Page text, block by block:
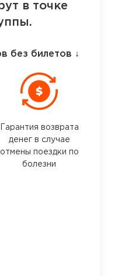
в точке
без билетов ↓
Гарантия возврата
денег в случае
отмены поездки по
болезни